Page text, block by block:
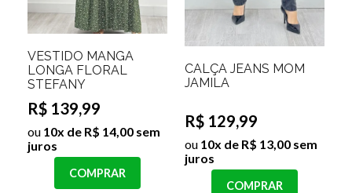
VESTIDO MANGA
LONGA FLORAL
STEFANY
R$ 139,99
ou 10x de R$ 14,00 sem
juros
COMPRAR
CALÇA JEANS MOM
JAMILA
R$ 129,99
ou 10x de R$ 13,00 sem
juros
COMPRAR